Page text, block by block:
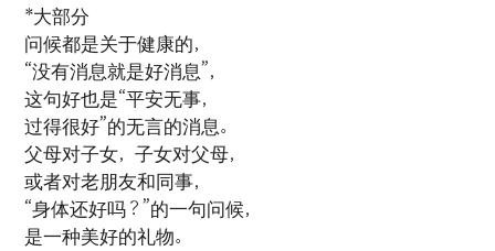
*大部分
问候都是关于健康的，
“没有消息就是好消息”，
这句好也是“平安无事，
过得很好”的无言的消息。
父母对子女，子女对父母，
或者对老朋友和同事，
“身体还好吗？”的一句问候，
是一种美好的礼物。